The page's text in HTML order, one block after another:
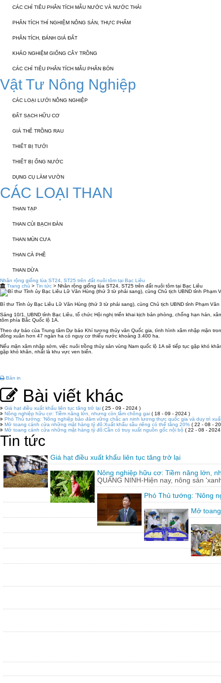
CÁC CHỈ TIÊU PHÂN TÍCH MẪU NƯỚC VÀ NƯỚC THẢI
PHÂN TÍCH THÍ NGHIỆM NÔNG SẢN, THỰC PHẨM
PHÂN TÍCH, ĐÁNH GIÁ ĐẤT
KHẢO NGHIỆM GIỐNG CÂY TRỒNG
CÁC CHỈ TIÊU PHÂN TÍCH MẪU PHÂN BÓN
Vật Tư Nông Nghiệp
CÁC LOẠI LƯỚI NÔNG NGHIỆP
ĐẤT SẠCH HỮU CƠ
GIÁ THỂ TRỒNG RAU
THIẾT BỊ TƯỚI
THIẾT BỊ ỐNG NƯỚC
DỤNG CỤ LÀM VƯỜN
CÁC LOẠI THAN
THAN TẠP
THAN CỦI BẠCH ĐÀN
THAN MÙN CƯA
THAN CÀ PHÊ
THAN DỪA
Nhân rộng giống lúa ST24, ST25 trên đất nuôi tôm tại Bạc Liêu
Trang chủ > Tin tức > Nhân rộng giống lúa ST24, ST25 trên đất nuôi tôm tại Bạc Liêu
Bí thư Tỉnh ủy Bạc Liêu Lữ Văn Hùng (thứ 3 từ phải sang), cùng Chủ tịch UBND tỉnh Phạm
Sáng 10/1, UBND tỉnh Bạc Liêu, tổ chức Hội nghị triển khai kịch bản phòng, chống hạn hán,
tôm phía Bắc Quốc lộ 1A.
Theo dự báo của Trung tâm Dự báo Khí tượng thủy văn Quốc gia, tình hình xâm nhập mặn
đông xuân hơn 47 ngàn ha có nguy cơ thiếu nước khoảng 3.400 ha.
Nếu mặn xâm nhập sớm, việc nuôi trồng thủy sản vùng Nam quốc lộ 1A sẽ tiếp tục gặp khó
gặp khó khăn, nhất là khu vực ven biển.
Bản in
Bài viết khác
Giá hạt điều xuất khẩu liên tục tăng trở lại ( 25 - 09 - 2024 )
Nông nghiệp hữu cơ: Tiềm năng lớn, nhưng còn lắm chông gai ( 18 - 09 - 2024 )
Phó Thủ tướng: 'Nông nghiệp bảo đảm vững chắc an ninh lương thực quốc gia và duy trì
Mở toang cánh cửa những mặt hàng tỷ đô:Xuất khẩu sầu riêng có thể tăng 20% ( 22 - 08 -
Mở toang cánh cửa những mặt hàng tỷ đô:Cần có truy xuất nguồn gốc nội bộ ( 22 - 08 - 2024
Tin tức
Giá hạt điều xuất khẩu liên tục tăng trở lại
Nông nghiệp hữu cơ: Tiềm năng lớn,
QUẢNG NINH-Hiện nay, nông sản
Phó Thủ tướng: 'Nông
Mở